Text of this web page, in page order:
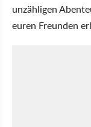
unzähligen
euren Freunden